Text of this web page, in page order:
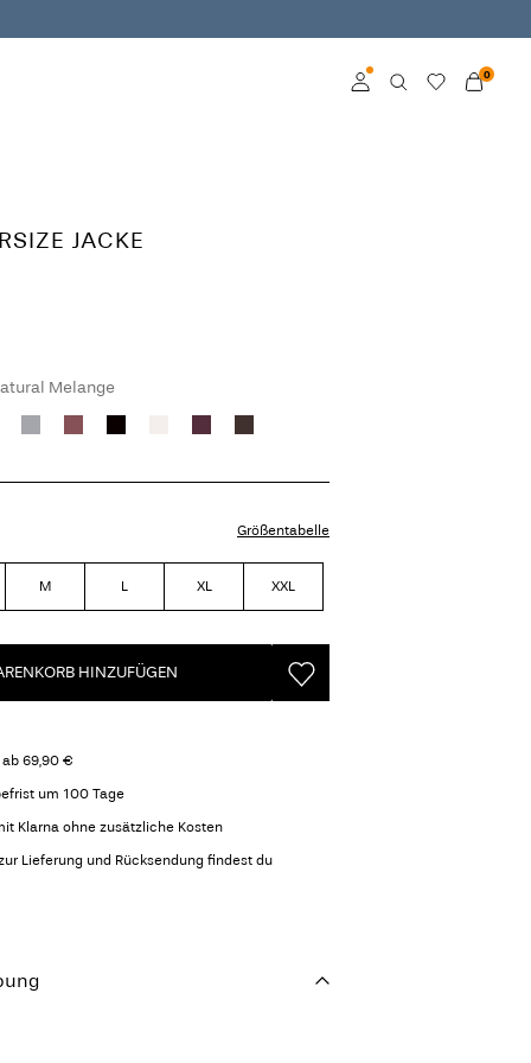
0
JACKE
Melange
Größentabelle
M L XL XXL
HINZUFÜGEN
ab 69,90 €
um 100 Tage
Klarna ohne zusätzliche Kosten
Lieferung und Rücksendung findest du